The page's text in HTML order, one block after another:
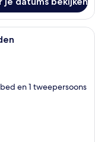
eetruimte met een
en 1 tweepersoons